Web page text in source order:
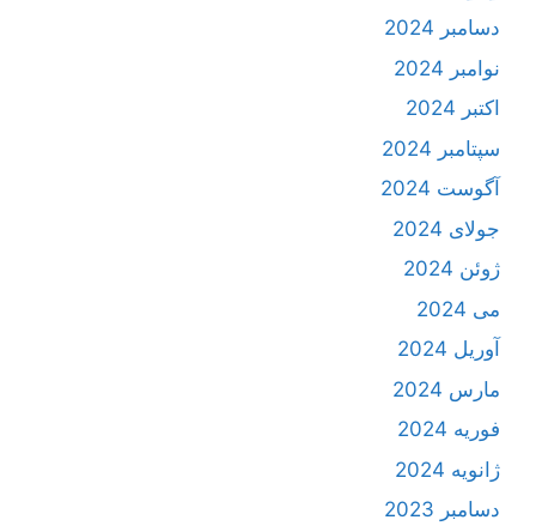
دسامبر 2024
نوامبر 2024
اکتبر 2024
سپتامبر 2024
آگوست 2024
جولای 2024
ژوئن 2024
می 2024
آوریل 2024
مارس 2024
فوریه 2024
ژانویه 2024
دسامبر 2023